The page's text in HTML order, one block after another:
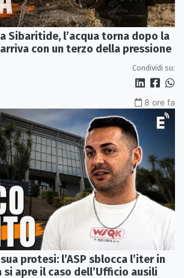
Sibaritide, l’acqua torna dopo la
con un terzo della pressione
Condividi su:
8 ore fa
protesi: l’ASP sblocca l’iter in
si apre il caso dell’Ufficio ausili